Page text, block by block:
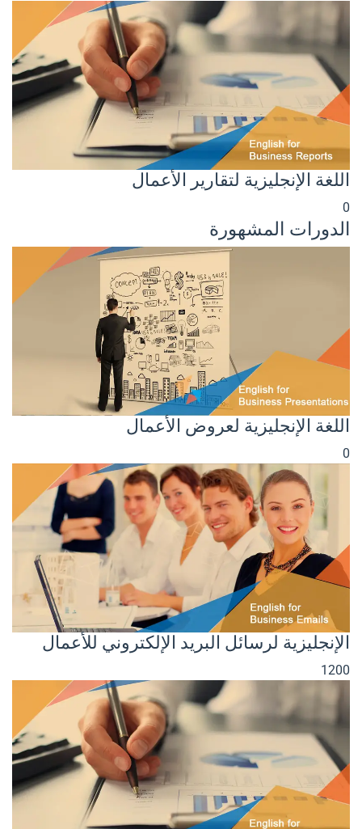
اللغة الإنجليزية لتقارير الأعمال
0
الدورات المشهورة
اللغة الإنجليزية لعروض الأعمال
0
الإنجليزية لرسائل البريد الإلكتروني للأعمال
1200